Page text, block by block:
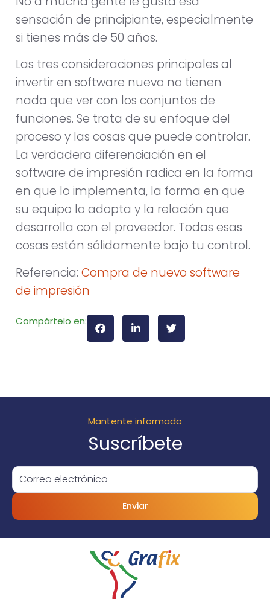
sensación de principiante, especialmente
si tienes más de 50 años.
Las tres consideraciones principales al
invertir en software nuevo no tienen
nada que ver con los conjuntos de
funciones. Se trata de su enfoque del
proceso y las cosas que puede controlar.
La verdadera diferenciación en el
software de impresión radica en la forma
en que lo implementa, la forma en que
su equipo lo adopta y la relación que
desarrolla con el proveedor. Todas esas
cosas están sólidamente bajo tu control.
Referencia: Compra de nuevo software
de impresión
Compártelo en:
Mantente informado
Suscríbete
Enviar